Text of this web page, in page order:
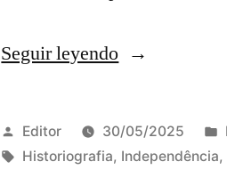
Seguir leyendo«O
A
Publicado
por
Editor 30/05/2025
Etiquetas:
Historiografia, Independência,